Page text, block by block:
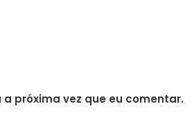
próxima vez que eu comentar.